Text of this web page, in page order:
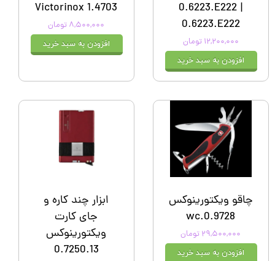
0.6223.E222 |
0.6223.E222
۱۲,۲۰۰,۰۰۰ تومان
افزودن به سبد خرید
Victorinox 1.4703
۸,۵۰۰,۰۰۰ تومان
افزودن به سبد خرید
چاقو ویکتورینوکس
0.9728.wc
۲۹,۵۰۰,۰۰۰ تومان
افزودن به سبد خرید
ابزار چند کاره و
جای کارت
ویکتورینوکس
0.7250.13